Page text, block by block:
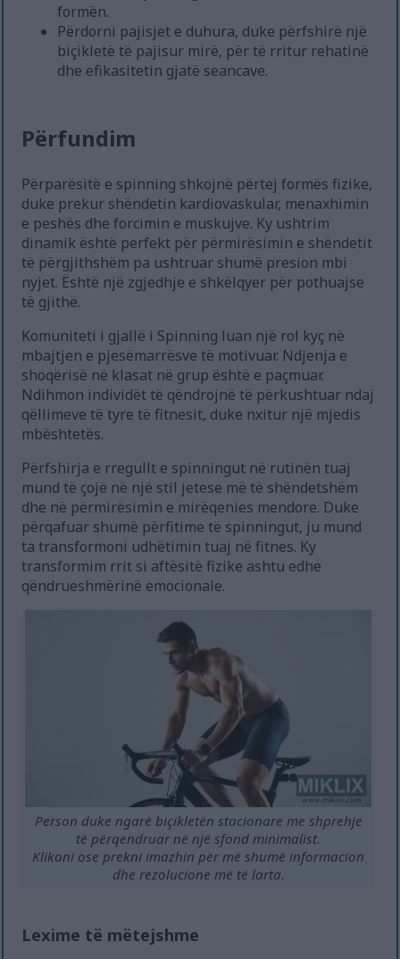
formën.
Përdorni pajisjet e duhura, duke përfshirë një
biçikletë të pajisur mirë, për të rritur rehatinë
dhe efikasitetin gjatë seancave.
Përfundim
Përparësitë e spinning shkojnë përtej formës fizike,
duke prekur shëndetin kardiovaskular, menaxhimin
e peshës dhe forcimin e muskujve. Ky ushtrim
dinamik është perfekt për përmirësimin e shëndetit
të përgjithshëm pa ushtruar shumë presion mbi
nyjet. Është një zgjedhje e shkëlqyer për pothuajse
të gjithë.
Komuniteti i gjallë i Spinning luan një rol kyç në
mbajtjen e pjesëmarrësve të motivuar. Ndjenja e
shoqërisë në klasat në grup është e paçmuar.
Ndihmon individët të qëndrojnë të përkushtuar ndaj
qëllimeve të tyre të fitnesit, duke nxitur një mjedis
mbështetës.
Përfshirja e rregullt e spinningut në rutinën tuaj
mund të çojë në një stil jetese më të shëndetshëm
dhe në përmirësimin e mirëqenies mendore. Duke
përqafuar shumë përfitime të spinningut, ju mund
ta transformoni udhëtimin tuaj në fitnes. Ky
transformim rrit si aftësitë fizike ashtu edhe
qëndrueshmërinë emocionale.
Person duke ngarë biçikletën stacionare me shprehje
të përqendruar në një sfond minimalist.
Klikoni ose prekni imazhin për më shumë informacion
dhe rezolucione më të larta.
Lexime të mëtejshme